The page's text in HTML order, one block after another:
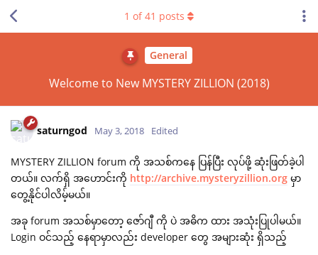
General
Welcome to New MYSTERY ZILLION (2018)
1 of41 posts
saturngod May 3, 2018 Edited
MYSTERY ZILLION forum ကို အသစ်ကနေ ပြန်ပြီး လုပ်ဖို့ ဆုံးဖြတ်ခဲ့ပါ
တယ်။ လက်ရှိ အဟောင်းကို http://archive.mysteryzillion.org မှာ
တွေ့နိုင်ပါလိမ့်မယ်။
အခု forum အသစ်မှာတော့ ဇော်ဂျီ ကို ပဲ အဓိက ထား အသုံးပြုပါမယ်။
Login ဝင်သည့် နေရာမှာလည်း developer တွေ အများဆုံး ရှိသည့်